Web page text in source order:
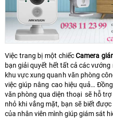
Việc trang bị một chiếcCamera
bạn giải quyết hết tất cả các
khu vực xung quanh văn phòng
việc giúp nâng cao hiệu quả…
văn phòng qua diện thoại sẽ hỗ
nhỏ khi vắng mặt, bạn sẽ biết
của nhân viên mình giúp giám sát